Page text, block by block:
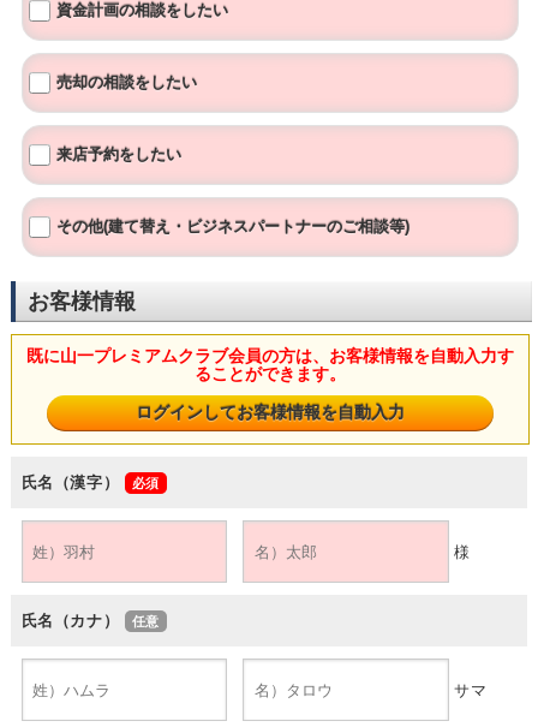
資金計画の相談をしたい
売却の相談をしたい
来店予約をしたい
その他(建て替え・ビジネスパートナーのご相談等)
お客様情報
既に山一プレミアムクラブ会員の方は、お客様情報を自動入力す
ることができます。
氏名（漢字）
様
氏名（カナ）
サマ